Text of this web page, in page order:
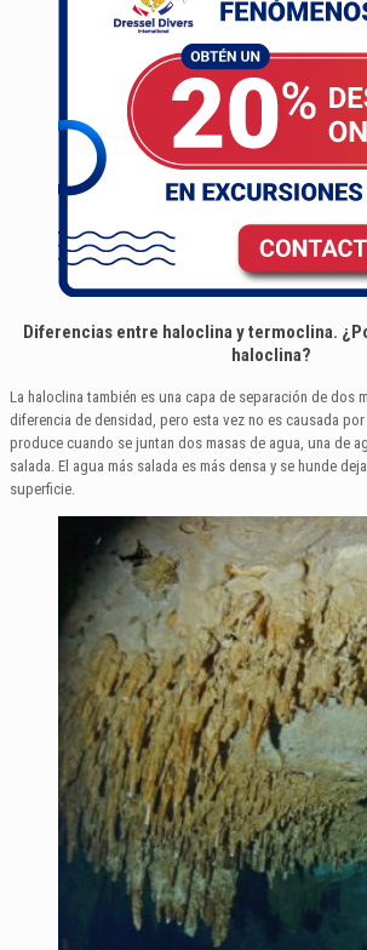
Diferencias entre haloclina y termoclina.
haloclina?
La haloclina también es una capa de separación de dos
diferencia de densidad, pero esta vez no es causada
produce cuando se juntan dos masas de agua, una de
salada. El agua más salada es más densa y se hunde
superficie.